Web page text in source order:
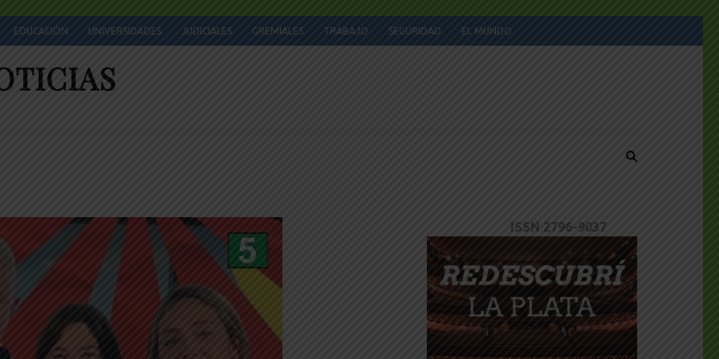
EDUCACIÓN UNIVERSIDADES JUDICIALES GREMIALES TRABAJO SEGURIDAD EL MUNDO
ISSN 2796-9037